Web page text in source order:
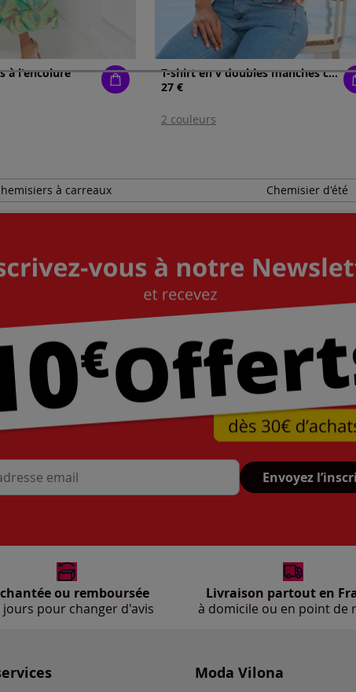
à l'encolure
T-shirt en v doubles manches chauve-souris
27 €
2 couleurs
à carreaux Chemisier d'été
mail Envoyez
ou remboursée
jours pour changer d'avis
Livraison partout en
à domicile ou en point de
Moda Vilona